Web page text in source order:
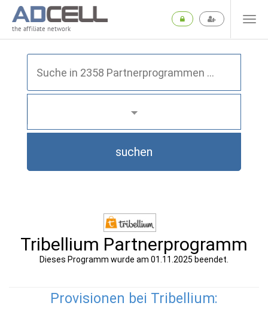
the affiliate network
suchen
Tribellium Partnerprogramm
Dieses Programm wurde am 01.11.2025 beendet.
Provisionen bei Tribellium: